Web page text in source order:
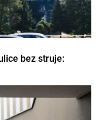
bez struje: